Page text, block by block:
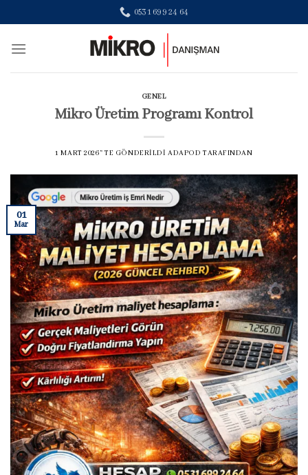
to
content
0531 699 24 64
GENEL
Mikro Üretim Programı Kontrol
1 MART 2026’' TE GÖNDERILDI ADAPOD TARAFINDAN
01
Mar